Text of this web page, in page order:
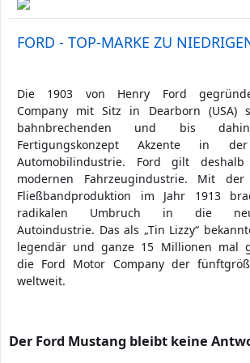
FORD - TOP-MARKE ZU
Die 1903 von Henry Ford
Company mit Sitz in Dearborn (USA)
bahnbrechenden und bis
Fertigungskonzept Akzente in
Automobilindustrie. Ford gilt
modernen Fahrzeugindustrie. Mit
Fließbandproduktion im Jahr 1913
radikalen Umbruch in die neu
Autoindustrie. Das als „Tin Lizzy“
legendär und ganze 15 Millionen mal
die Ford Motor Company der
weltweit.
Der Ford Mustang bleibt keine